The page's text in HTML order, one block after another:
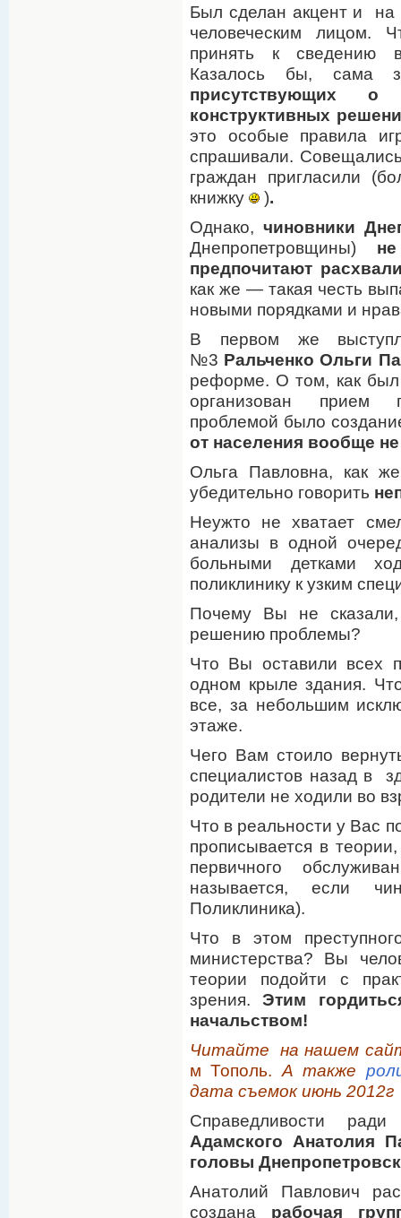
Был сделан акцент и
человеческим лицом.
принять к сведению
Казалось бы, сама
присутствующих
конструктивных
это особые правила
спрашивали.
граждан пригласили
книжку
).
Однако,чиновники
Днепропетровщины)
предпочитают
как же — такая честь
новыми порядками и
В первом же
№3 Ральченко Ольги
реформе. О том, как
организован прием
проблемой было
от населения вообще
Ольга Павловна, как
убедительно говорить
Неужто не хватает
анализы в одной
больными детками
поликлинику к узким
Почему Вы не
решению проблемы?
Что Вы оставили всех
одном крыле здания.
все, за небольшим
этаже.
Чего Вам стоило
специалистов назад в
родители не ходили во
Что в реальности у Вас
прописывается в
первичного
называется, если
Поликлиника).
Что в этом
министерства? Вы
теории подойти с
зрения.Этим
начальством!
Читайте на нашем
м Тополь. А также
дата съемок июнь
Справедливости
Адамского Анатолия
головы
Анатолий Павлович
создана рабочая